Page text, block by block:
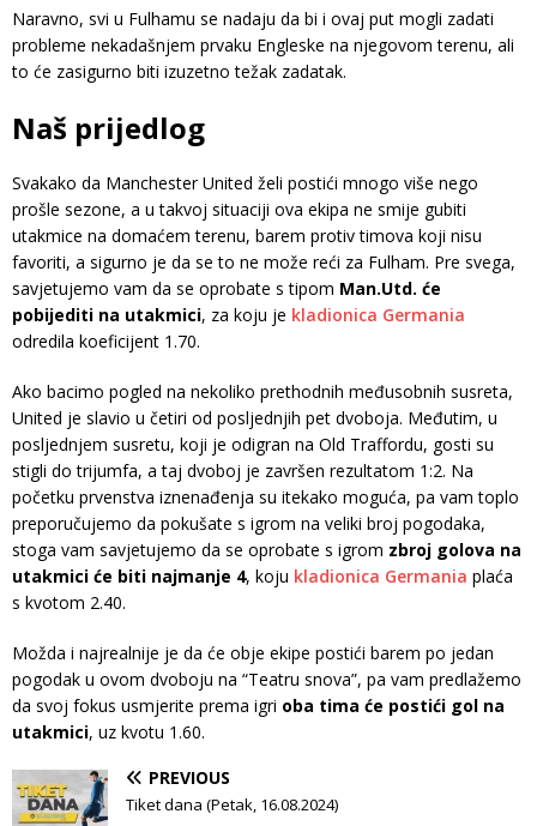
Naravno, svi u Fulhamu se nadaju da bi i ovaj put mogli zadati
probleme nekadašnjem prvaku Engleske na njegovom terenu, ali
to će zasigurno biti izuzetno težak zadatak.
Naš prijedlog
Svakako da Manchester United želi postići mnogo više nego
prošle sezone, a u takvoj situaciji ova ekipa ne smije gubiti
utakmice na domaćem terenu, barem protiv timova koji nisu
favoriti, a sigurno je da se to ne može reći za Fulham. Pre svega,
savjetujemo vam da se oprobate s tipom Man.Utd. će
pobijediti na utakmici, za koju je kladionica Germania
odredila koeficijent 1.70.
Ako bacimo pogled na nekoliko prethodnih međusobnih susreta,
United je slavio u četiri od posljednjih pet dvoboja. Međutim, u
posljednjem susretu, koji je odigran na Old Traffordu, gosti su
stigli do trijumfa, a taj dvoboj je završen rezultatom 1:2. Na
početku prvenstva iznenađenja su itekako moguća, pa vam toplo
preporučujemo da pokušate s igrom na veliki broj pogodaka,
stoga vam savjetujemo da se oprobate s igrom zbroj golova na
utakmici će biti najmanje 4, koju kladionica Germania plaća
s kvotom 2.40.
Možda i najrealnije je da će obje ekipe postići barem po jedan
pogodak u ovom dvoboju na “Teatru snova”, pa vam predlažemo
da svoj fokus usmjerite prema igri oba tima će postići gol na
utakmici, uz kvotu 1.60.
PREVIOUS
Tiket dana (Petak, 16.08.2024)